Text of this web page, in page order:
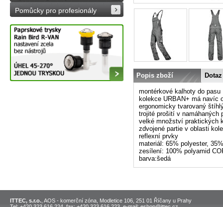
Pomůcky pro profesionály
Popis zboží
montérkové kalhoty do
kolekce URBAN+ má navíc
ergonomicky tvarovaný
trojité prošití v namáhaných
velké množství praktických
zdvojené partie v oblasti
reflexní prvky
materiál: 65% polyester,
zesílení: 100% polyamid
barva:šedá
ITTEC, s.r.o. , AOS - komerční zóna, Modletice 106, 251 01 Říčany u Prahy